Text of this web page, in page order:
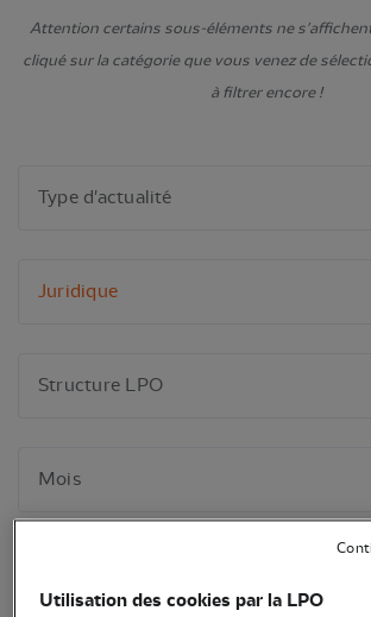
Attention certains sous-éléments ne
cliqué sur la catégorie que vous venez de
à filtrer encore !
Utilisation des cookies par la LPO